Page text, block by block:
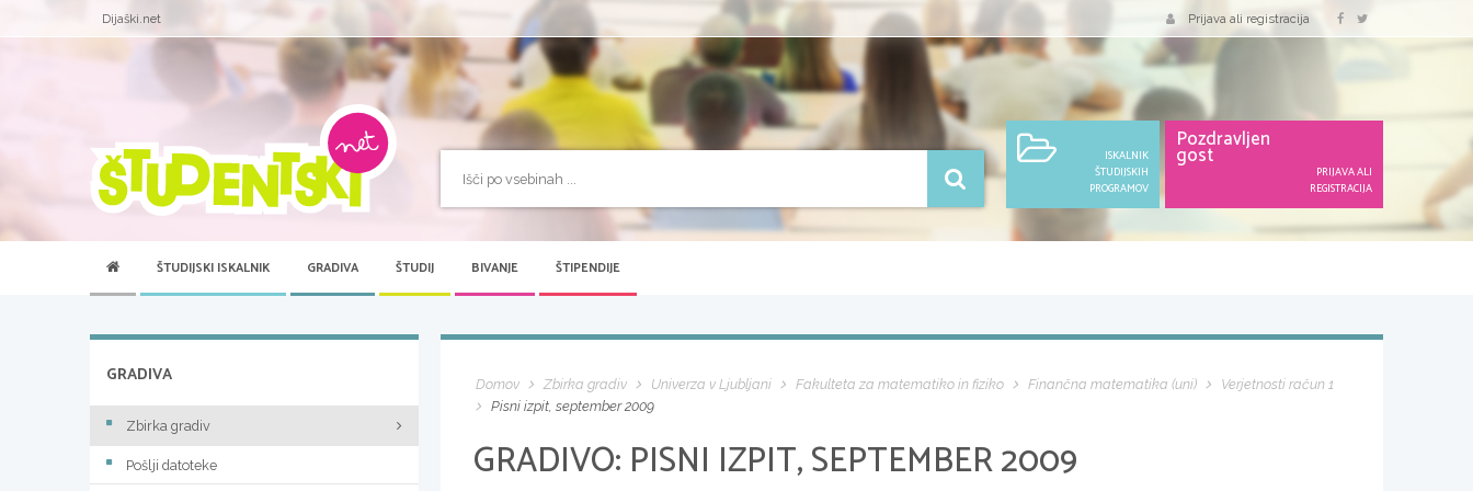
Dijaški.net Prijava ali registracija
ISKALNIK
ŠTUDIJSKIH
PROGRAMOV
Pozdravljen
gost
PRIJAVA ALI
REGISTRACIJA
ŠTUDIJSKI ISKALNIK GRADIVA ŠTUDIJ BIVANJE ŠTIPENDIJE
Domov Zbirka gradiv Univerza v Ljubljani Fakulteta za matematiko in fiziko Finančna matematika (uni)
Verjetnosti račun 1
Pisni izpit, september 2009
GRADIVO: PISNI IZPIT, SEPTEMBER 2009
GRADIVA
Zbirka gradiv
Pošlji datoteke